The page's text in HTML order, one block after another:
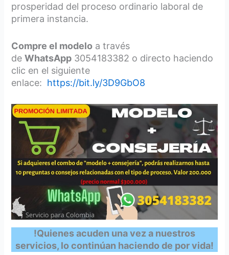
prosperidad del proceso ordinario laboral de
primera instancia.
Compre el modelo a través
deWhatsApp 3054183382 o directo haciendo
clic en el siguiente
enlace: https://bit.ly/3D9GbO8
!Quienes acuden una vez a nuestros
servicios, lo continúan haciendo de por vida!